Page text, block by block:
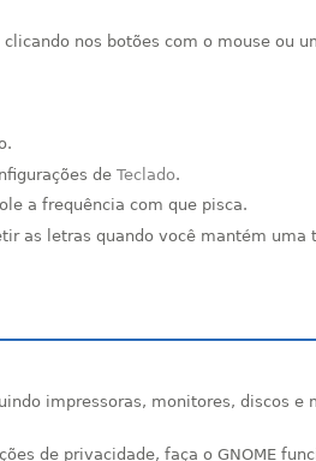
nos botões com o mouse ou
de Teclado.
a frequência com que pisca.
as letras quando você mantém uma
impressoras, monitores, discos e
de privacidade, faça o GNOME